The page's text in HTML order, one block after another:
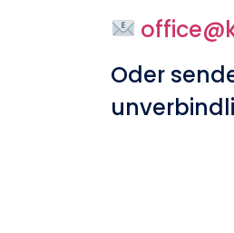
Oder